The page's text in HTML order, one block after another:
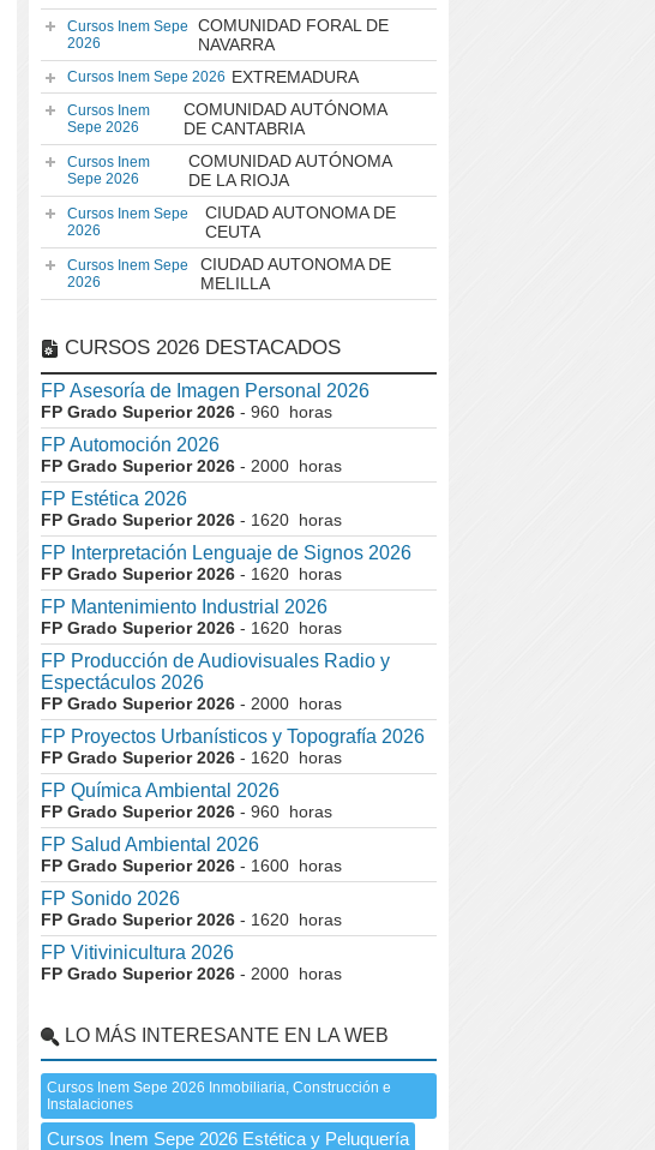
Cursos Inem Sepe
2026
COMUNIDAD FORAL DE
NAVARRA
Cursos Inem Sepe 2026 EXTREMADURA
Cursos Inem
Sepe 2026
COMUNIDAD AUTÓNOMA
DE CANTABRIA
Cursos Inem
Sepe 2026
COMUNIDAD AUTÓNOMA
DE LA RIOJA
Cursos Inem Sepe
2026
CIUDAD AUTONOMA DE
CEUTA
Cursos Inem Sepe
2026
CIUDAD AUTONOMA DE
MELILLA
CURSOS 2026 DESTACADOS
FP Asesoría de Imagen Personal 2026
FP Grado Superior 2026 - 960 horas
FP Automoción 2026
FP Grado Superior 2026 - 2000 horas
FP Estética 2026
FP Grado Superior 2026 - 1620 horas
FP Interpretación Lenguaje de Signos 2026
FP Grado Superior 2026 - 1620 horas
FP Mantenimiento Industrial 2026
FP Grado Superior 2026 - 1620 horas
FP Producción de Audiovisuales Radio y
Espectáculos 2026
FP Grado Superior 2026 - 2000 horas
FP Proyectos Urbanísticos y Topografía 2026
FP Grado Superior 2026 - 1620 horas
FP Química Ambiental 2026
FP Grado Superior 2026 - 960 horas
FP Salud Ambiental 2026
FP Grado Superior 2026 - 1600 horas
FP Sonido 2026
FP Grado Superior 2026 - 1620 horas
FP Vitivinicultura 2026
FP Grado Superior 2026 - 2000 horas
LO MÁS INTERESANTE EN LA WEB
Cursos Inem Sepe 2026 Inmobiliaria, Construcción e
Instalaciones
Cursos Inem Sepe 2026 Estética y Peluquería